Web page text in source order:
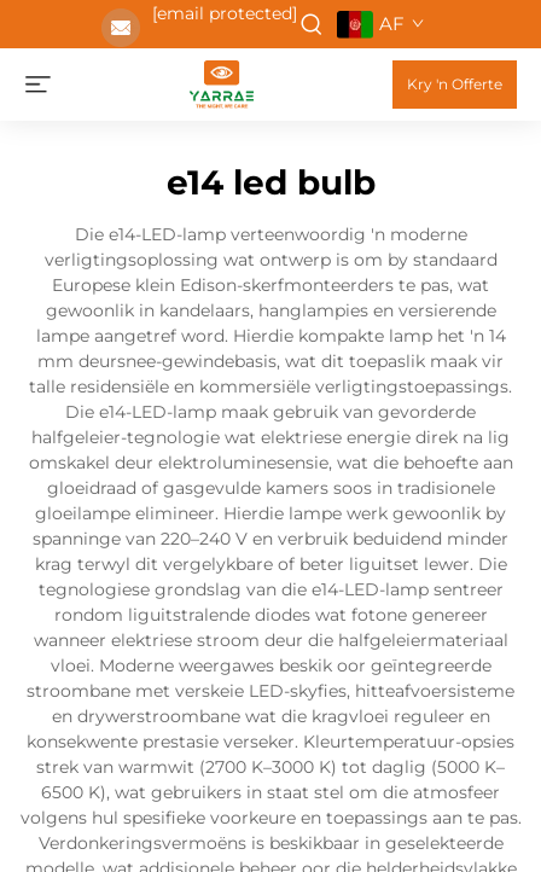
[email protected] AF
Kry 'n Offerte
e14 led bulb
Die e14-LED-lamp verteenwoordig 'n moderne
verligtingsoplossing wat ontwerp is om by standaard
Europese klein Edison-skerfmonteerders te pas, wat
gewoonlik in kandelaars, hanglampies en versierende
lampe aangetref word. Hierdie kompakte lamp het 'n 14
mm deursnee-gewindebasis, wat dit toepaslik maak vir
talle residensiële en kommersiële verligtingstoepassings.
Die e14-LED-lamp maak gebruik van gevorderde
halfgeleier-tegnologie wat elektriese energie direk na lig
omskakel deur elektroluminesensie, wat die behoefte aan
gloeidraad of gasgevulde kamers soos in tradisionele
gloeilampe elimineer. Hierdie lampe werk gewoonlik by
spanninge van 220–240 V en verbruik beduidend minder
krag terwyl dit vergelykbare of beter liguitset lewer. Die
tegnologiese grondslag van die e14-LED-lamp sentreer
rondom liguitstralende diodes wat fotone genereer
wanneer elektriese stroom deur die halfgeleiermateriaal
vloei. Moderne weergawes beskik oor geïntegreerde
stroombane met verskeie LED-skyfies, hitteafvoersisteme
en drywerstroombane wat die kragvloei reguleer en
konsekwente prestasie verseker. Kleurtemperatuur-opsies
strek van warmwit (2700 K–3000 K) tot daglig (5000 K–
6500 K), wat gebruikers in staat stel om die atmosfeer
volgens hul spesifieke voorkeure en toepassings aan te pas.
Verdonkeringsvermoëns is beskikbaar in geselekteerde